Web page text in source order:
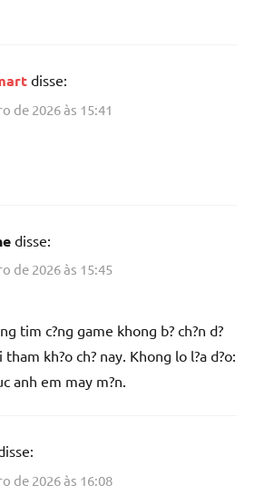
disse:
de 2026 às 15:41
disse:
de 2026 às 15:45
tim c?ng game khong b? ch?n d?
kh?o ch? nay. Khong lo l?a d?o:
anh em may m?n.
de 2026 às 16:08